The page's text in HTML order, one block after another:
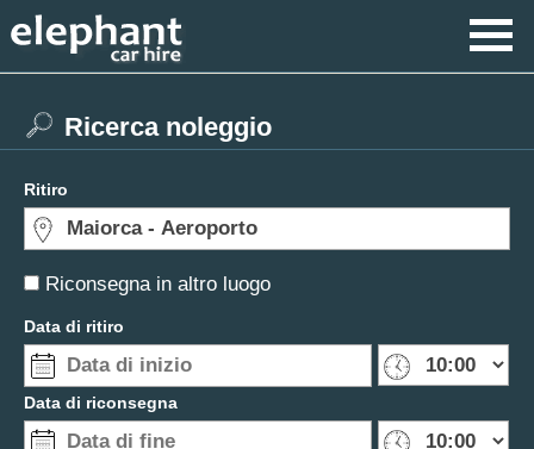
Riconsegna in altro luogo
Ricerca noleggio
Ritiro
Data di ritiro
Data di riconsegna